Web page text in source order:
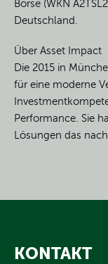
Börse (WKN
Deutschland.
Über Asset Impact
Die 2015 in
für eine moderne
Performance. Sie
Lösungen das
KONTAKT